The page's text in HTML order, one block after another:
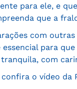
para ele, e
que a
com
essencial para
com
confira o vídeo da